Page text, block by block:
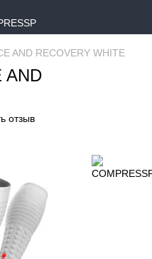
AND RECOVERY WHITE
AND
отзыв